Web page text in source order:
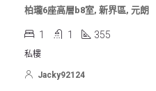
柏瓏6座高層b8室, 新界區, 元朗
1 1 355
私樓
Jacky92124